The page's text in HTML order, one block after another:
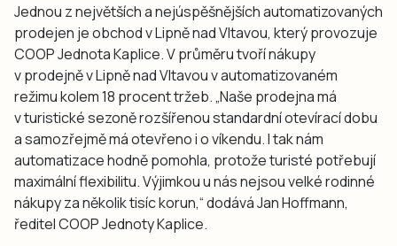
Jednou z největších a nejúspěšnějších automatizovaných
prodejen je obchod v Lipně nad Vltavou, který provozuje
COOP Jednota Kaplice. V průměru tvoří nákupy
v prodejně v Lipně nad Vltavou v automatizovaném
režimu kolem 18 procent tržeb. „Naše prodejna má
v turistické sezoně rozšířenou standardní otevírací dobu
a samozřejmě má otevřeno i o víkendu. I tak nám
automatizace hodně pomohla, protože turisté potřebují
maximální flexibilitu. Výjimkou u nás nejsou velké rodinné
nákupy za několik tisíc korun,“ dodává Jan Hoffmann,
ředitel COOP Jednoty Kaplice.